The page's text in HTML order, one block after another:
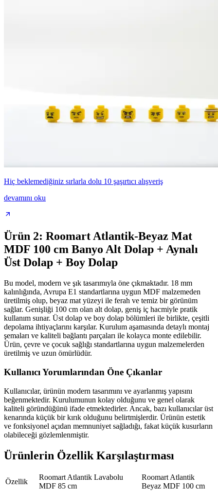
Hiç beklemediğiniz sırlarla dolu 10 şaşırtıcı alışveriş
devamını oku
Ürün 2: Roomart Atlantik-Beyaz Mat
MDF 100 cm Banyo Alt Dolap + Aynalı
Üst Dolap + Boy Dolap
Bu model, modern ve şık tasarımıyla öne çıkmaktadır. 18 mm
kalınlığında, Avrupa E1 standartlarına uygun MDF malzemeden
üretilmiş olup, beyaz mat yüzeyi ile ferah ve temiz bir görünüm
sağlar. Genişliği 100 cm olan alt dolap, geniş iç hacmiyle pratik
kullanım sunar. Üst dolap ve boy dolap bölümleri ile birlikte, çeşitli
depolama ihtiyaçlarını karşılar. Kurulum aşamasında detaylı montaj
şemaları ve kaliteli bağlantı parçaları ile kolayca monte edilebilir.
Ürün, çevre ve çocuk sağlığı standartlarına uygun malzemelerden
üretilmiş ve uzun ömürlüdür.
Kullanıcı Yorumlarından Öne Çıkanlar
Kullanıcılar, ürünün modern tasarımını ve ayarlanmış yapısını
beğenmektedir. Kurulumunun kolay olduğunu ve genel olarak
kaliteli göründüğünü ifade etmektedirler. Ancak, bazı kullanıcılar üst
kenarında küçük bir kırık olduğunu belirtmişlerdir. Ürünün estetik
ve fonksiyonel açıdan memnuniyet sağladığı, fakat küçük kusurların
olabileceği gözlemlenmiştir.
Ürünlerin Özellik Karşılaştırması
Özellik
Roomart Atlantik Lavabolu
MDF 85 cm
Roomart Atlantik
Beyaz MDF 100 cm